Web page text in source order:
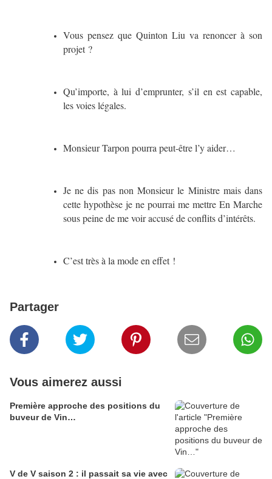
Vous pensez que Quinton Liu va renoncer à son
projet ?
Qu’importe, à lui d’emprunter, s’il en est capable,
les voies légales.
Monsieur Tarpon pourra peut-être l’y aider…
Je ne dis pas non Monsieur le Ministre mais dans
cette hypothèse je ne pourrai me mettre En Marche
sous peine de me voir accusé de conflits d’intérêts.
C’est très à la mode en effet !
Partager
Vous aimerez aussi
Première approche des positions du
buveur de Vin…
V de V saison 2 : il passait sa vie avec